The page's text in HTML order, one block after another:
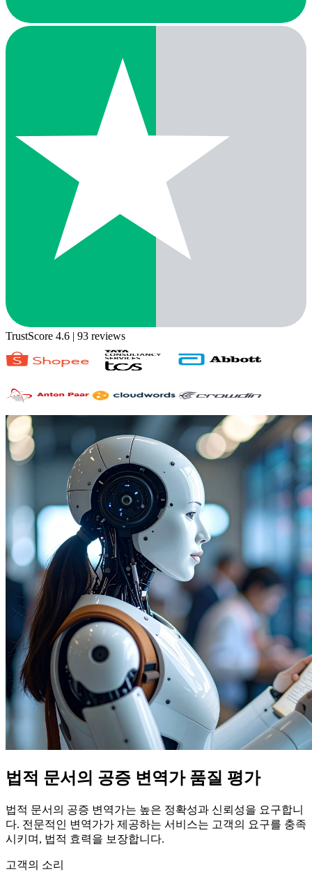
TrustScore 4.6 | 93 reviews
법적 문서의 공증 변역가 품질 평가
법적 문서의 공증 변역가는 높은 정확성과 신뢰성을 요구합니
다. 전문적인 변역가가 제공하는 서비스는 고객의 요구를 충족
시키며, 법적 효력을 보장합니다.
고객의 소리